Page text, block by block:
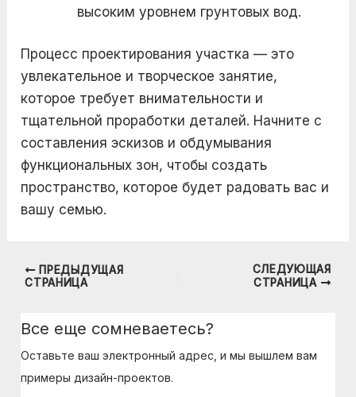
высоким уровнем грунтовых вод.
Процесс проектирования участка — это
увлекательное и творческое занятие,
которое требует внимательности и
тщательной проработки деталей. Начните с
составления эскизов и обдумывания
функциональных зон, чтобы создать
пространство, которое будет радовать вас и
вашу семью.
Навигация
ПРЕДЫДУЩАЯ
СТРАНИЦА
СЛЕДУЮЩАЯ
СТРАНИЦА
Все еще сомневаетесь?
Оставьте ваш электронный адрес, и мы вышлем вам
примеры дизайн-проектов.